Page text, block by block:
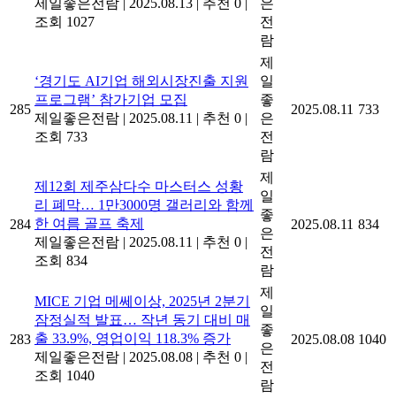
조회 1027
전
람
285
‘경기도 AI기업 해외시장진출 지원
프로그램’ 참가기업 모집
제일좋은전람 | 2025.08.11 | 추천 0 |
조회 733
제
일
좋
은
전
람
2025.08.11 733
284
제12회 제주삼다수 마스터스 성황
리 폐막… 1만3000명 갤러리와 함께
한 여름 골프 축제
제일좋은전람 | 2025.08.11 | 추천 0 |
조회 834
제
일
좋
은
전
람
2025.08.11 834
283
MICE 기업 메쎄이상, 2025년 2분기
잠정실적 발표… 작년 동기 대비 매
출 33.9%, 영업이익 118.3% 증가
제일좋은전람 | 2025.08.08 | 추천 0 |
조회 1040
제
일
좋
은
전
람
2025.08.08 1040